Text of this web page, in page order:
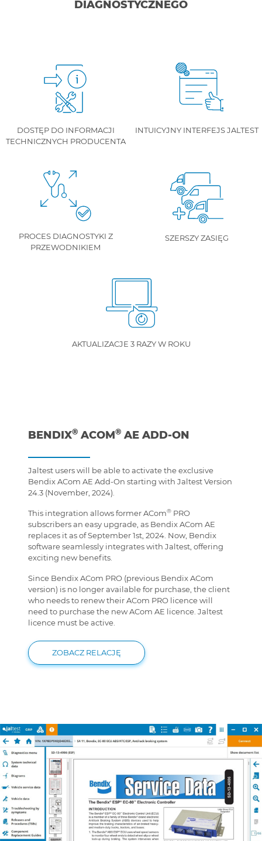
DIAGNOSTYCZNEGO
DOSTĘP DO INFORMACJI
TECHNICZNYCH PRODUCENTA
INTUICYJNY INTERFEJS JALTEST
PROCES DIAGNOSTYKI Z
PRZEWODNIKIEM
SZERSZY ZASIĘG
AKTUALIZACJE 3 RAZY W ROKU
BENDIX® ACOM® AE ADD-ON
Jaltest users will be able to activate the exclusive
Bendix ACom AE Add-On starting with Jaltest Version
24.3 (November, 2024).
This integration allows former ACom® PRO
subscribers an easy upgrade, as Bendix ACom AE
replaces it as of September 1st, 2024. Now, Bendix
software seamlessly integrates with Jaltest, offering
exciting new benefits.
Since Bendix ACom PRO (previous Bendix ACom
version) is no longer available for purchase, the client
who needs to renew their ACom PRO licence will
need to purchase the new ACom AE licence. Jaltest
licence must be active.
ZOBACZ RELACJĘ